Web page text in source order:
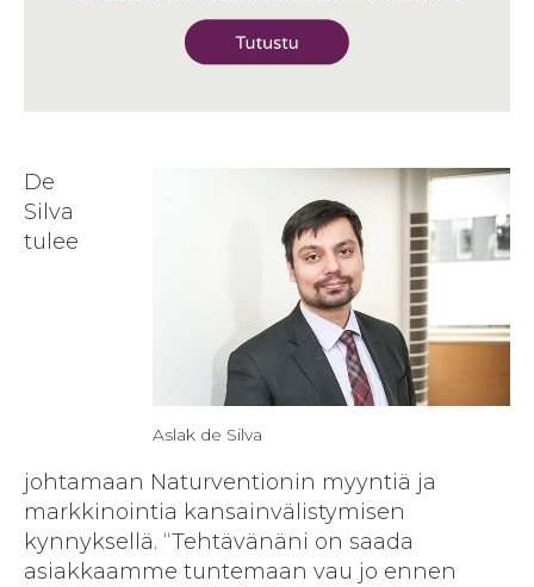
Aslak de Silva
De
Silva
tulee
johtamaan Naturventionin myyntiä ja
markkinointia kansainvälistymisen
kynnyksellä. “Tehtävänäni on saada
asiakkaamme tuntemaan vau jo ennen